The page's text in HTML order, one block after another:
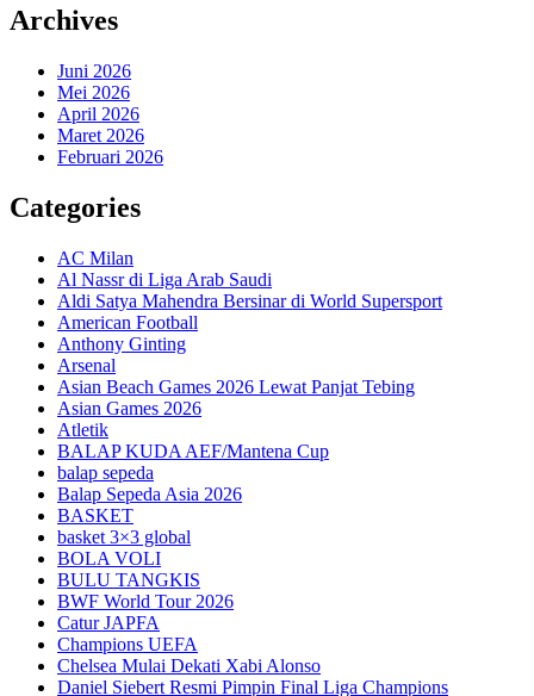
Archives
Juni 2026
Mei 2026
April 2026
Maret 2026
Februari 2026
Categories
AC Milan
Al Nassr di Liga Arab Saudi
Aldi Satya Mahendra Bersinar di World Supersport
American Football
Anthony Ginting
Arsenal
Asian Beach Games 2026 Lewat Panjat Tebing
Asian Games 2026
Atletik
BALAP KUDA AEF/Mantena Cup
balap sepeda
Balap Sepeda Asia 2026
BASKET
basket 3×3 global
BOLA VOLI
BULU TANGKIS
BWF World Tour 2026
Catur JAPFA
Champions UEFA
Chelsea Mulai Dekati Xabi Alonso
Daniel Siebert Resmi Pimpin Final Liga Champions